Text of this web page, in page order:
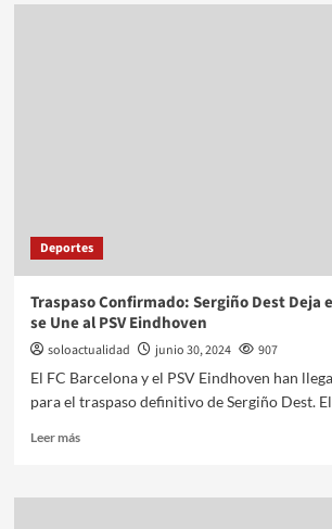
Deportes
Traspaso Confirmado: Sergiño Dest Deja
se Une al PSV Eindhoven
soloactualidad junio 30, 2024
907
El FC Barcelona y el PSV Eindhoven han
para el traspaso definitivo de Sergiño Dest.
Leer más